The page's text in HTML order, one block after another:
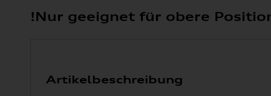
!Nur geeignet für obere
Artikelbeschreibung